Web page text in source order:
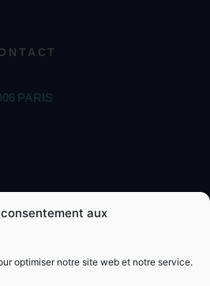
aux
optimiser notre site web et notre service.
PARIS